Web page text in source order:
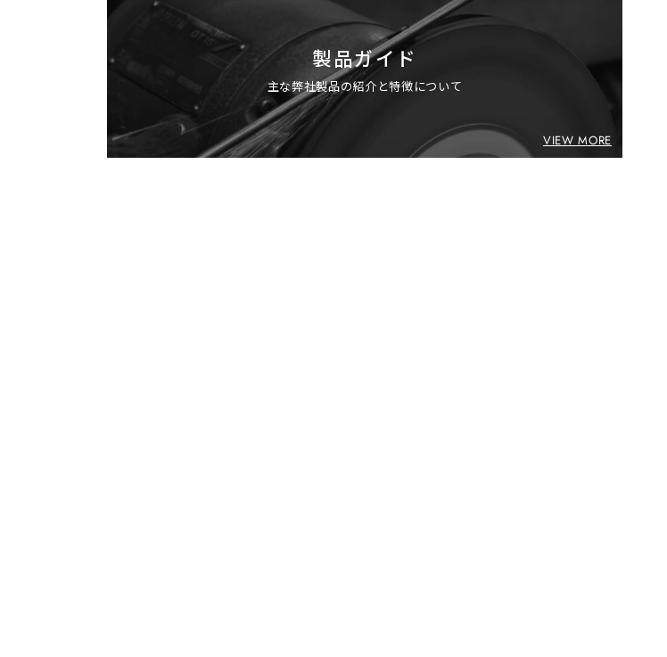
製品ガイド
主な弊社製品の紹介と特徴について
VIEW MORE